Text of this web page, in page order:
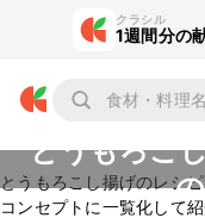
クラシル
1週間分の
とうもろこ
とうもろこし揚げのレシ
コンセプトに一覧化して紹